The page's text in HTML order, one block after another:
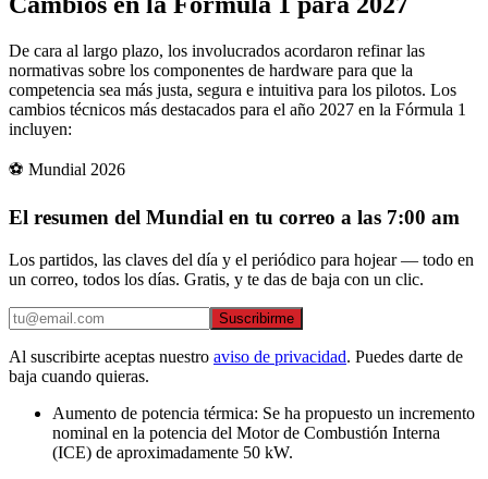
De cara al largo plazo, los involucrados acordaron refinar las
normativas sobre los componentes de hardware para que la
competencia sea más justa, segura e intuitiva para los pilotos. Los
cambios técnicos más destacados para el año 2027 en la Fórmula 1
incluyen:
⚽ Mundial 2026
El resumen del Mundial en tu correo a las 7:00 am
Los partidos, las claves del día y el periódico para hojear — todo en
un correo, todos los días. Gratis, y te das de baja con un clic.
Suscribirme
Al suscribirte aceptas nuestro aviso de privacidad. Puedes darte de
baja cuando quieras.
Aumento de potencia térmica: Se ha propuesto un incremento
nominal en la potencia del Motor de Combustión Interna
(ICE) de aproximadamente 50 kW.